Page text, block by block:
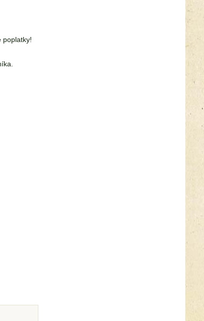
poplatky!